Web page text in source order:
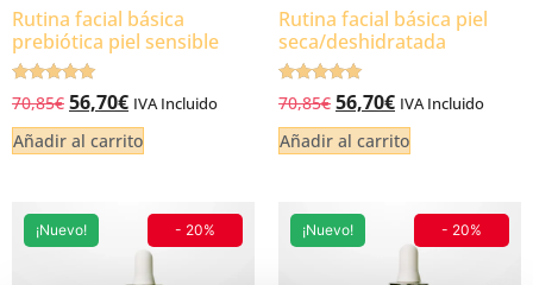
Rutina facial básica
prebiótica piel sensible
Valorado
5.00
de 5
70,85€ 56,70€ IVA Incluido
Añadir al carrito
Rutina facial básica piel
seca/deshidratada
Valorado
5.00
de 5
70,85€ 56,70€ IVA Incluido
Añadir al carrito
¡Nuevo! - 20% ¡Nuevo! - 20%